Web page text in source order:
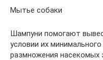
Мытье собаки
Шампуни помогают
условии их
размножения